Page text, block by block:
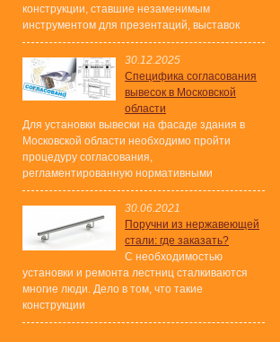
конструкции, ставшие незаменимым
инструментом для презентаций, выставок
30.12.2025
Специфика согласования
вывесок в Московской
области
Для установки вывески на фасаде здания в
Московской области необходимо пройти
процедуру согласования,
регламентированную нормативными
30.06.2021
Поручни из нержавеющей
стали: где заказать?
С необходимостью
установки и ремонта лестниц сталкиваются
многие люди. Дело в том, что такие
конструкции